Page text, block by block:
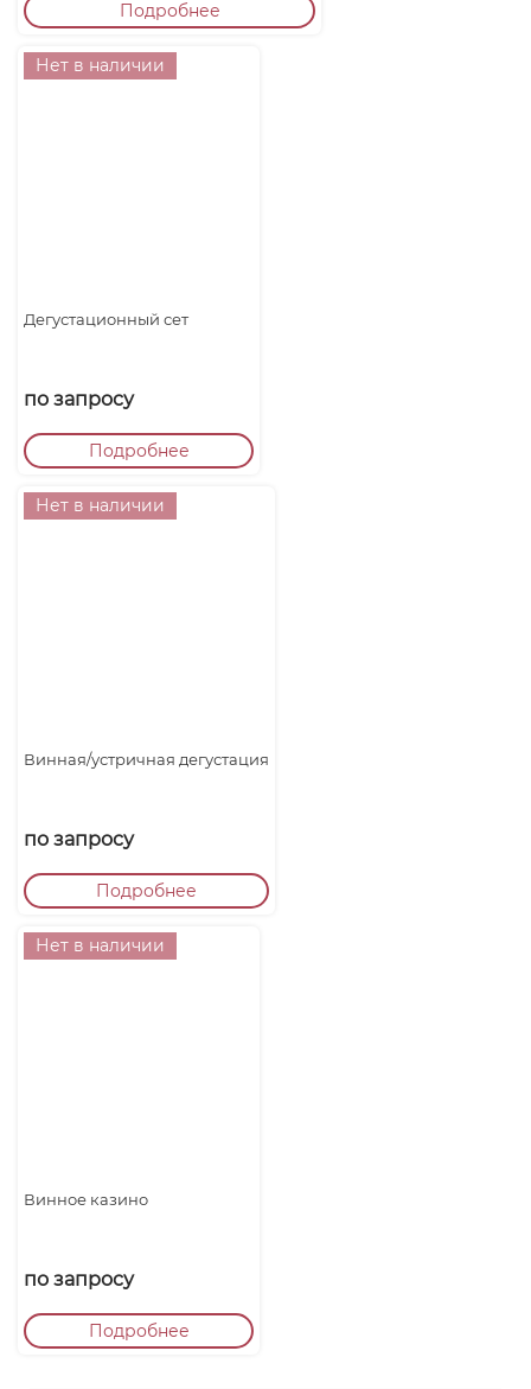
Подробнее
Нет в наличии
Дегустационный сет
по запросу
Подробнее
Нет в наличии
Винная/устричная дегустация
по запросу
Подробнее
Нет в наличии
Винное казино
по запросу
Подробнее